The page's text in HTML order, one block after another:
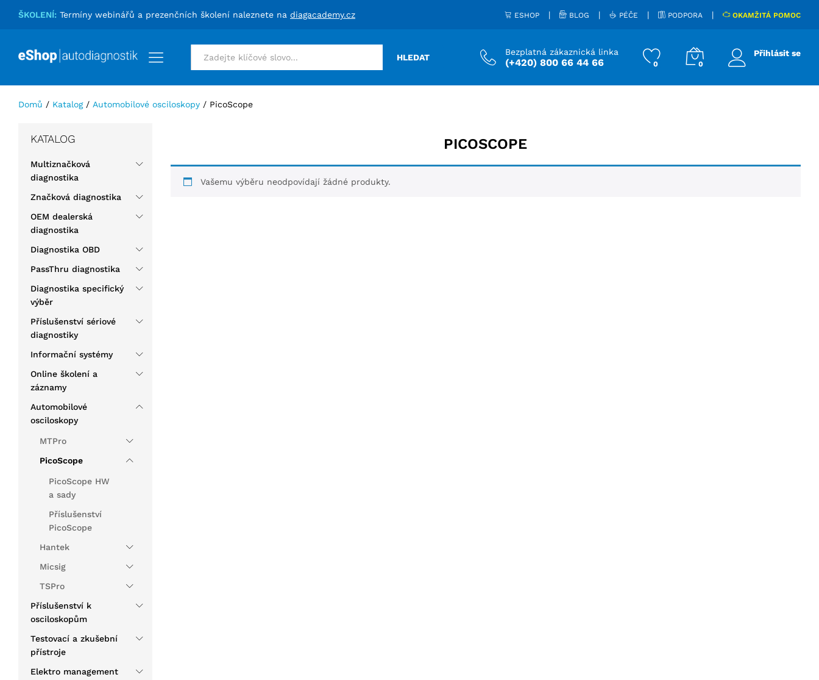
ŠKOLENÍ: Termíny webinářů a prezenčních školení naleznete na diagacademy.cz ESHOP | BLOG | PÉČE | PODPORA | OKAMŽITÁ POMOC
Vše HLEDAT
Bezplatná zákaznická linka
(+420) 800 66 44 66 0 0
Přihlásit se
Domů / Katalog / Automobilové osciloskopy / PicoScope
PICOSCOPE
Vašemu výběru neodpovídají žádné produkty.
KATALOG
Multiznačková
diagnostika
Značková diagnostika
OEM dealerská
diagnostika
Diagnostika OBD
PassThru diagnostika
Diagnostika specifický
výběr
Příslušenství sériové
diagnostiky
Informační systémy
Online školení a
záznamy
Automobilové
osciloskopy
MTPro
PicoScope
PicoScope HW
a sady
Příslušenství
PicoScope
Hantek
Micsig
TSPro
Příslušenství k
osciloskopům
Testovací a zkušební
přístroje
Elektro management